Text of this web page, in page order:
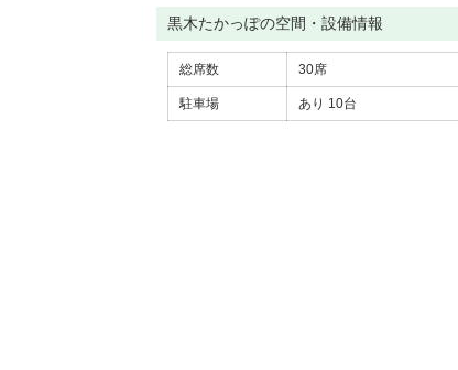
黒木たかっぽの空間・設備情報
総席数 30席
駐車場 あり 10台